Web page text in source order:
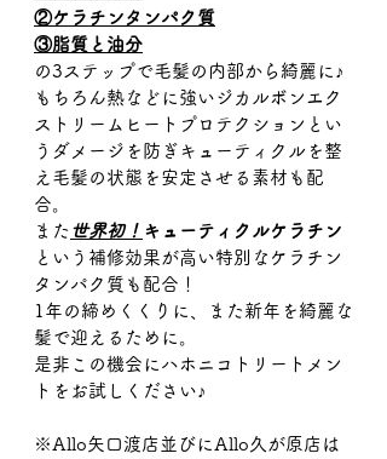
②ケラチンタンパク質
③脂質と油分
の3ステップで毛髪の内部から綺麗に♪
もちろん熱などに強いジカルボンエク
ストリームヒートプロテクションとい
うダメージを防ぎキューティクルを整
え毛髪の状態を安定させる素材も配
合。
また 世界初！ キューティクルケラチン
という補修効果が高い特別なケラチン
タンパク質も配合！
1年の締めくくりに、また新年を綺麗な
髪で迎えるために。
是非この機会にハホニコトリートメン
トをお試しください♪
※Allo矢口渡店並びにAllo久が原店は